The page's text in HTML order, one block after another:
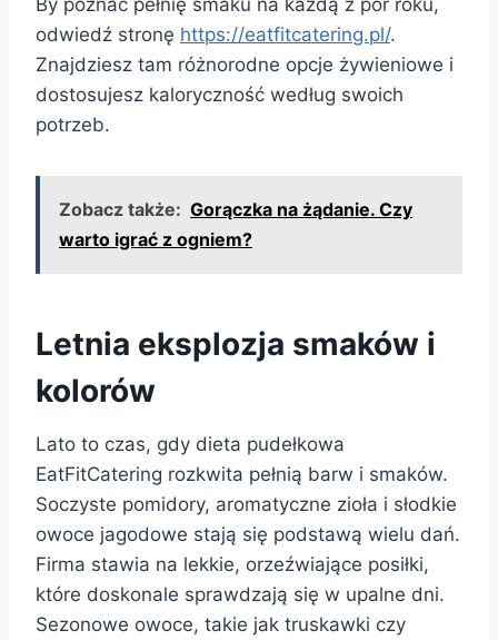
By poznać pełnię smaku na każdą z pór roku,
odwiedź stronę https://eatfitcatering.pl/.
Znajdziesz tam różnorodne opcje żywieniowe i
dostosujesz kaloryczność według swoich
potrzeb.
Zobacz także: Gorączka na żądanie. Czy
warto igrać z ogniem?
Letnia eksplozja smaków i
kolorów
Lato to czas, gdy dieta pudełkowa
EatFitCatering rozkwita pełnią barw i smaków.
Soczyste pomidory, aromatyczne zioła i słodkie
owoce jagodowe stają się podstawą wielu dań.
Firma stawia na lekkie, orzeźwiające posiłki,
które doskonale sprawdzają się w upalne dni.
Sezonowe owoce, takie jak truskawki czy